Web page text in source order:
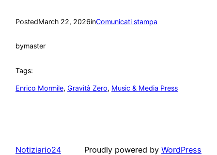
PostedMarch 22, 2026inComunicati stampa
bymaster
Tags:
Enrico Mormile, Gravità Zero, Music & Media Press
Notiziario24 Proudly powered by WordPress